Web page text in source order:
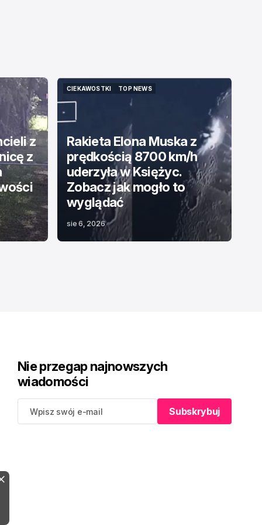
z
z
CIEKAWOSTKI
TOP NEWS
TOP NEWS
Rakieta Elona Muska z
prędkością 8700 km/h
uderzyła w Księżyc.
Zobacz jak mogło to
wyglądać
sie 6, 2026
Nie przegap najnowszych
wiadomości
Subskrybuj
Subskrybuj